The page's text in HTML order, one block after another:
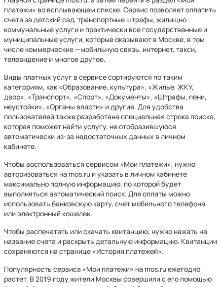
платежи» во всплывающем списке. Сервис позволяет оплатить
счета за детский сад, транспортные штрафы, жилищно-
коммунальные услуги и практически все государственные и
муниципальные услуги, которые оказывают в Москве, в том
числе коммерческие —мобильную связь, интернет, такси,
телевидение и многое другое.
Виды платных услуг в сервисе сортируются по таким
категориям, как «Образование, культура», «Жилье, ЖКУ,
двор», «Транспорт», «Спорт», «Документы», «Штрафы, пени,
неустойки», «Органы власти» и другие. Для удобства
пользователей также разработана специальная строка поиска,
которая поможет найти услугу, не отобразившуюся
автоматически из-за недостаточных данных в личном
кабинете.
Чтобы воспользоваться сервисом «Мои платежи», нужно
авторизоваться на mos.ru и указать в личном кабинете
максимально полную информацию, по которой будет
выполняться автоматический поиск. Для оплаты можно
использовать банковскую карту, счет мобильного телефона
или электронный кошелек.
Чтобы распечатать или скачать квитанцию, нужно нажать на
название счета и раскрыть детальную информацию. Квитанции
сохраняются на странице «История платежей».
Популярность сервиса «Мои платежи» на mos.ru ежегодно
растет. В 2019 году жители Москвы совершили с его помощью